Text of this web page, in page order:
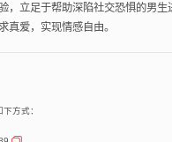
，立足于帮助深陷社交恐惧的男
真爱，实现情感自由。
方式：